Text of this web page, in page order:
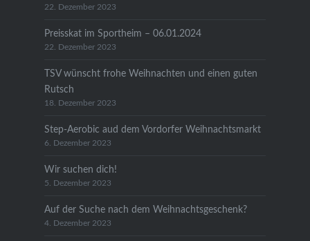
22. Dezember 2023
Preisskat im Sportheim – 06.01.2024
22. Dezember 2023
TSV wünscht frohe Weihnachten und einen guten
Rutsch
18. Dezember 2023
Step-Aerobic aud dem Vordorfer Weihnachtsmarkt
6. Dezember 2023
Wir suchen dich!
5. Dezember 2023
Auf der Suche nach dem Weihnachtsgeschenk?
4. Dezember 2023